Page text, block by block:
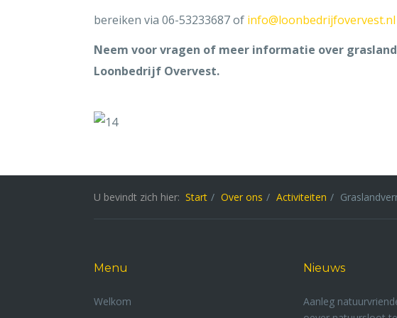
bereiken via 06-53233687 of info@loonbedrijfovervest.nl
Neem voor vragen of meer informatie over
Loonbedrijf Overvest.
U bevindt zich hier: Start Over ons Activiteiten
Menu
Welkom
Nieuws
Aanleg